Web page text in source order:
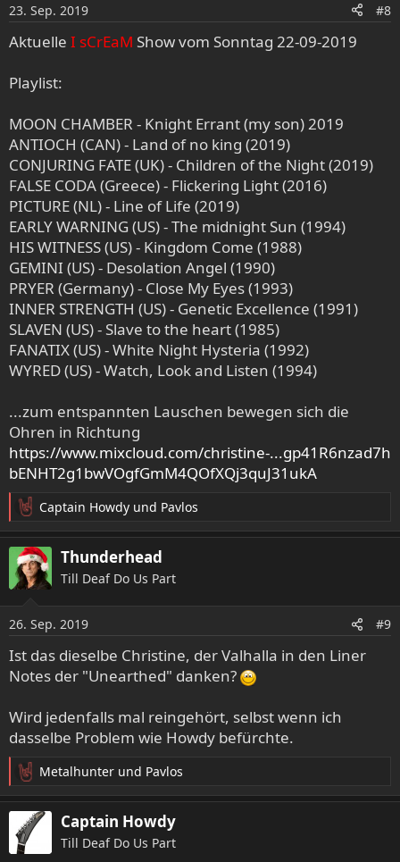
n
e
n
23. Sep. 2019 #8
Aktuelle I sCrEaM Show vom Sonntag 22-09-2019
Playlist:
MOON CHAMBER - Knight Errant (my son) 2019
ANTIOCH (CAN) - Land of no king (2019)
CONJURING FATE (UK) - Children of the Night (2019)
FALSE CODA (Greece) - Flickering Light (2016)
PICTURE (NL) - Line of Life (2019)
EARLY WARNING (US) - The midnight Sun (1994)
HIS WITNESS (US) - Kingdom Come (1988)
GEMINI (US) - Desolation Angel (1990)
PRYER (Germany) - Close My Eyes (1993)
INNER STRENGTH (US) - Genetic Excellence (1991)
SLAVEN (US) - Slave to the heart (1985)
FANATIX (US) - White Night Hysteria (1992)
WYRED (US) - Watch, Look and Listen (1994)
...zum entspannten Lauschen bewegen sich die
Ohren in Richtung
https://www.mixcloud.com/christine-...gp41R6nzad7h
bENHT2g1bwVOgfGmM4QOfXQj3quJ31ukA
R
e
a
k
t
n
e
n
:
Captain Howdy und Pavlos
Thunderhead
Till Deaf Do Us Part
26. Sep. 2019 #9
Ist das dieselbe Christine, der Valhalla in den Liner
Notes der "Unearthed" danken?
Wird jedenfalls mal reingehört, selbst wenn ich
dasselbe Problem wie Howdy befürchte.
R
e
a
k
t
Metalhunter und Pavlos
Captain Howdy
Till Deaf Do Us Part